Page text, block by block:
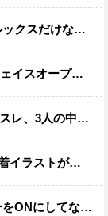
けなら最高だな
の子なんていません
は一番されてない方
もスケベすぎる…
音ｗｗｗｗｗｗｗｗｗｗｗ